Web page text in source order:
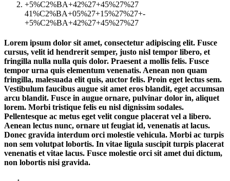
41%C2%BA+05%27+15%27%27+-
+5%C2%BA+42%27+45%27%27
Lorem ipsum dolor sit amet, consectetur adipiscing elit. Fusce
cursus, velit id hendrerit semper, justo nisl tempor libero, et
fringilla nulla nulla quis dolor. Praesent a mollis felis. Fusce
tempor urna quis elementum venenatis. Aenean non quam
fringilla, malesuada elit quis, auctor felis. Proin eget lectus sem.
Vestibulum faucibus augue sit amet eros blandit, eget accumsan
arcu blandit. Fusce in augue ornare, pulvinar dolor in, aliquet
lorem. Morbi tristique felis eu nisl dignissim sodales.
Pellentesque ac metus eget velit congue placerat vel a libero.
Aenean lectus nunc, ornare ut feugiat id, venenatis at lacus.
Donec gravida interdum orci molestie vehicula. Morbi ac turpis
non sem volutpat lobortis. In vitae ligula suscipit turpis placerat
venenatis et vitae lacus. Fusce molestie orci sit amet dui dictum,
non lobortis nisi gravida.